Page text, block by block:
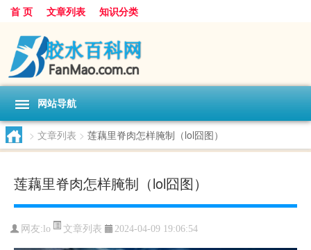
首 页 文章列表 知识分类
网站导航
> 文章列表 > 莲藕里脊肉怎样腌制（lol囧图）
莲藕里脊肉怎样腌制（lol囧图）
网友: lo 文章列表 2024-04-09 19:06:54